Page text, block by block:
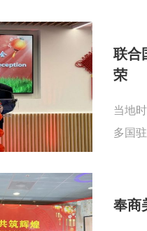
联合
荣
当地
多国
奉商